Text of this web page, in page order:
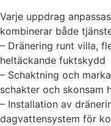
Varje uppdrag
kombinerar både
– Dränering runt villa,
heltäckande fuktskydd
– Schaktning och
schakter och skonsam
– Installation av
dagvattensystem för